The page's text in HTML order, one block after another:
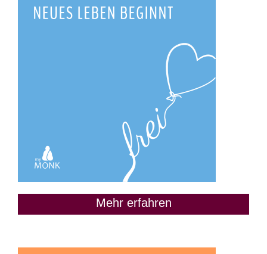
Mehr erfahren